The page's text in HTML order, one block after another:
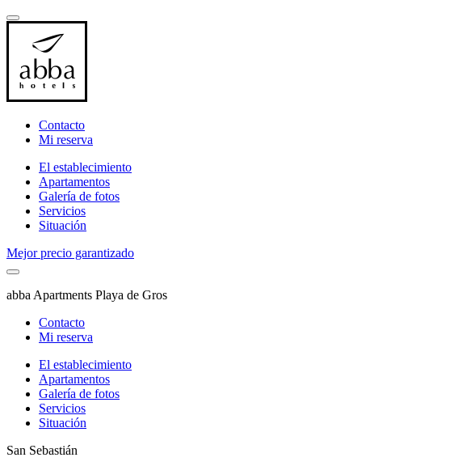
Contacto
Mi reserva
El establecimiento
Apartamentos
Galería de fotos
Servicios
Situación
Mejor precio garantizado
abba Apartments Playa de Gros
Contacto
Mi reserva
El establecimiento
Apartamentos
Galería de fotos
Servicios
Situación
San Sebastián